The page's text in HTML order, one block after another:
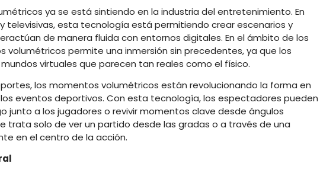
ya se está sintiendo en la industria del entretenimiento. En
televisivas, esta tecnología está permitiendo crear escenarios y
de manera fluida con entornos digitales. En el ámbito de los
volumétricos permite una inmersión sin precedentes, ya que los
virtuales que parecen tan reales como el físico.
los momentos volumétricos están revolucionando la forma en
eventos deportivos. Con esta tecnología, los espectadores pueden
junto a los jugadores o revivir momentos clave desde ángulos
trata solo de ver un partido desde las gradas o a través de una
en el centro de la acción.